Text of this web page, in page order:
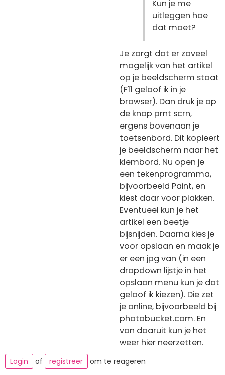
Kun je me
uitleggen hoe
dat moet?
Je zorgt dat er zoveel
mogelijk van het artikel
op je beeldscherm staat
(F11 geloof ik in je
browser). Dan druk je op
de knop prnt scrn,
ergens bovenaan je
toetsenbord. Dit kopieert
je beeldscherm naar het
klembord. Nu open je
een tekenprogramma,
bijvoorbeeld Paint, en
kiest daar voor plakken.
Eventueel kun je het
artikel een beetje
bijsnijden. Daarna kies je
voor opslaan en maak je
er een jpg van (in een
dropdown lijstje in het
opslaan menu kun je dat
geloof ik kiezen). Die zet
je online, bijvoorbeeld bij
photobucket.com. En
van daaruit kun je het
weer hier neerzetten.
Login of registreer om te reageren